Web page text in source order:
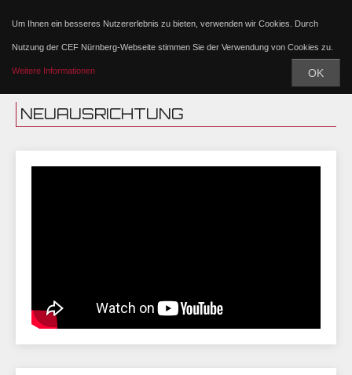
Um Ihnen ein besseres Nutzererlebnis zu bieten, verwenden wir Cookies. Durch
Nutzung der CEF Nürnberg-Webseite stimmen Sie der Verwendung von Cookies zu.
Weitere Informationen OK
NEUAUSRICHTUNG